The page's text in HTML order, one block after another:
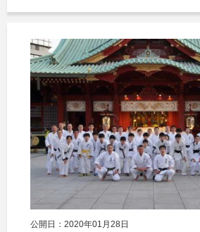
公開日：2020年01月28日